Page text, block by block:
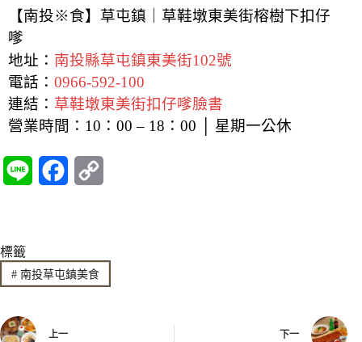
【南投※食】草屯鎮｜草鞋墩東美街榕樹下扣仔
嗲
地址： 南投縣草屯鎮東美街102號
電話： 0966-592-100
連結： 草鞋墩東美街扣仔嗲臉書
營業時間：10：00 – 18：00 │ 星期一公休
e e
b
y
L
標籤
#南投草屯鎮美食
上一 下一